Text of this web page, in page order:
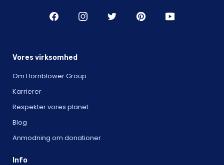
Vores virksomhed
Om Hornblower Group
Karrierer
Respekter vores planet
Blog
Anmodning om donationer
Info